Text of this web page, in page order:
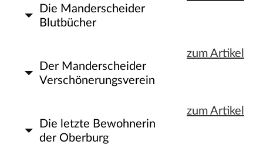
Die Manderscheider
Blutbücher
Der Manderscheider
Verschönerungsverein
zum Artikel
Die letzte Bewohnerin
der Oberburg
zum Artikel